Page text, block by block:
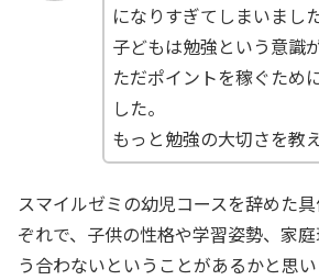
になりすぎてしまいました
子どもは勉強という意識
ただポイントを稼ぐため
した。
もっと勉強の大切さを教
スマイルゼミの幼児コースを辞めた
ぞれで、子供の性格や学習姿勢、家
う合わないということがあるかと思い